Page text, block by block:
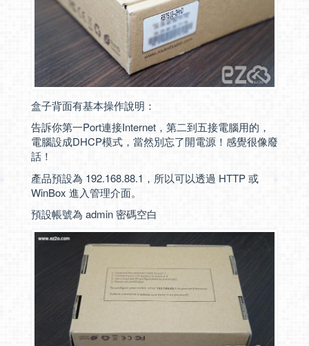
盒子背面有基本操作說明：
告訴你第一Port連接Internet，第二到五接電腦用的，
電腦設成DHCP模式，當然別忘了開電源！感覺很像廢
話！
產品預設為 192.168.88.1，所以可以透過 HTTP 或
WinBox 進入管理介面。
預設帳號為 admin 密碼空白